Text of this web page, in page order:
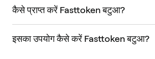
कैसे प्राप्त करें Fasttoken बटुआ?
इसका उपयोग कैसे करें Fasttoken बटुआ?